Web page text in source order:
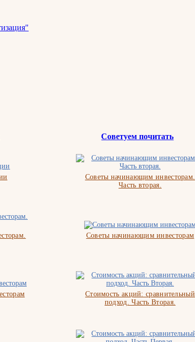
Советуем почитать
Советы начинающим инвесторам.
Часть вторая.
Советы начинающим инвесторам
Стоимость акций: сравнительный
подход. Часть Вторая.